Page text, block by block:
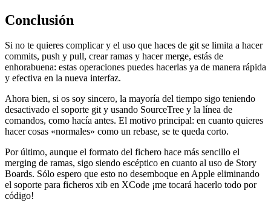
Conclusión
Si no te quieres complicar y el uso que haces de git se limita a hacer
commits, push y pull, crear ramas y hacer merge, estás de
enhorabuena: estas operaciones puedes hacerlas ya de manera rápida
y efectiva en la nueva interfaz.
Ahora bien, si os soy sincero, la mayoría del tiempo sigo teniendo
desactivado el soporte git y usando SourceTree y la línea de
comandos, como hacía antes. El motivo principal: en cuanto quieres
hacer cosas «normales» como un rebase, se te queda corto.
Por último, aunque el formato del fichero hace más sencillo el
merging de ramas, sigo siendo escéptico en cuanto al uso de Story
Boards. Sólo espero que esto no desemboque en Apple eliminando
el soporte para ficheros xib en XCode ¡me tocará hacerlo todo por
código!